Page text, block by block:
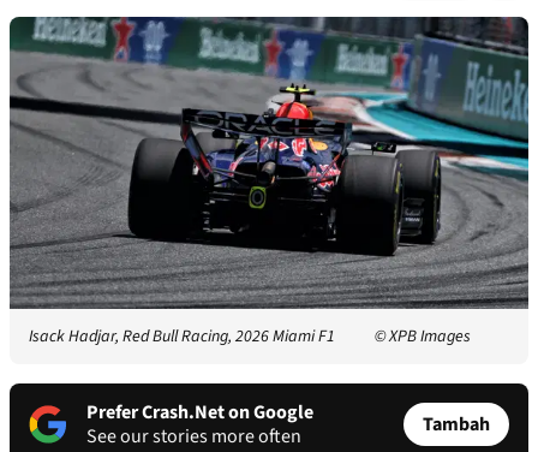
Isack Hadjar, Red Bull Racing, 2026 Miami F1 © XPB Images
Prefer Crash.Net on Google
See our stories more often
Tambah